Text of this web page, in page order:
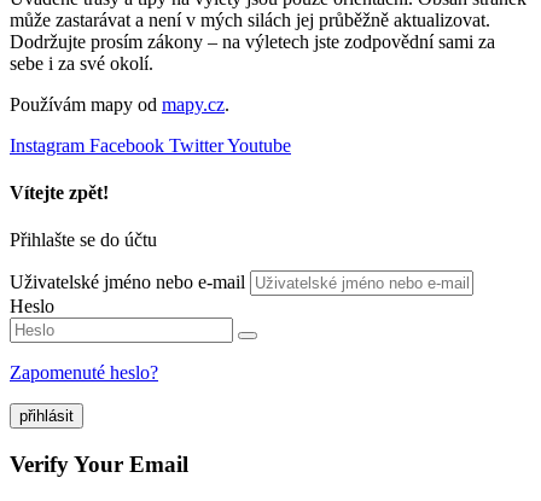
může zastarávat a není v mých silách jej průběžně aktualizovat.
Dodržujte prosím zákony – na výletech jste zodpovědní sami za
sebe i za své okolí.
Používám mapy od mapy.cz.
Instagram Facebook TwitterYoutube
Vítejte zpět!
Přihlašte se do účtu
Uživatelské jméno nebo e-mail
Heslo
Zapomenuté heslo?
přihlásit
Verify Your Email